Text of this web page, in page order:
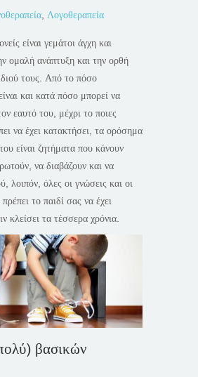
, Λογοθεραπεία
είναι γεμάτοι άγχη και
ομαλή ανάπτυξη και την ορθή
τους. Από το πόσο
και κατά πόσο μπορεί να
εαυτό του, μέχρι το ποιες
να έχει κατακτήσει, τα ορόσημα
είναι ζητήματα που κάνουν
να διαβάζουν και να
λοιπόν, όλες οι γνώσεις και οι
το παιδί σας να έχει
κλείσει τα τέσσερα χρόνια.
βασικών